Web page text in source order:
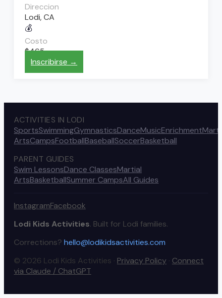
Direccion
Lodi, CA
💰
Costo
$465
Inscribirse →
ACTIVITIES IN LODI
SportsSwimmingGymnasticsDanceMusicEnrichment
ArtsCampsFootballBaseballSoccerBasketball
PARENT GUIDES
Swim LessonsDance ClassesMartial
ArtsBasketballSummer CampsAll Guides
InstagramFacebook
Lodi Kids Activities. Built for Lodi families.
Corrections? hello@lodikidsactivities.com
© 2026 Lodi Kids Activities · Privacy Policy · Connect
via Claude / ChatGPT